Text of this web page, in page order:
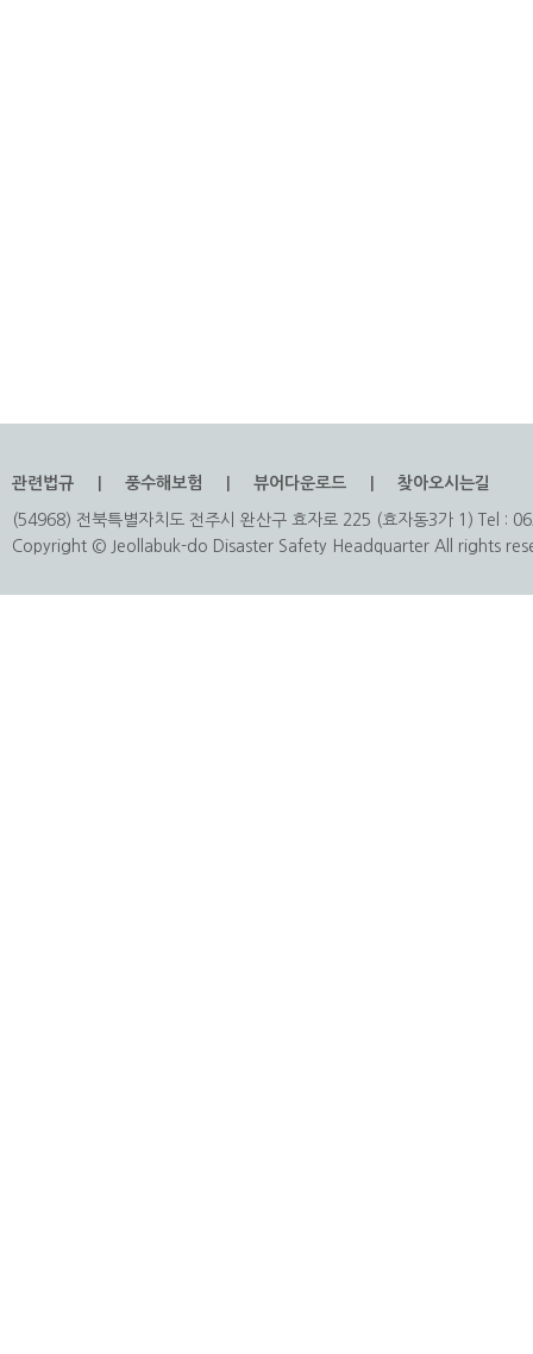
관련법규 풍수해보험 뷰어다운로드 찾아오시는길
(54968) 전북특별자치도 전주시 완산구 효자로 225 (효자동3가 1) Tel :
Copyright © Jeollabuk-do Disaster Safety Headquarter All rights